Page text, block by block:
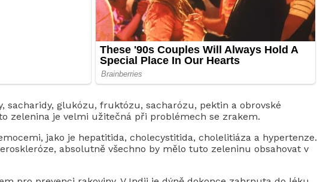
sacharidy, glukózu, fruktózu, sacharózu, pektin a obrovské
zelenina je velmi užitečná při problémech se zrakem.
jako je hepatitida, cholecystitida, cholelitiáza a hypertenze.
absolutně všechno by mělo tuto zeleninu obsahovat v